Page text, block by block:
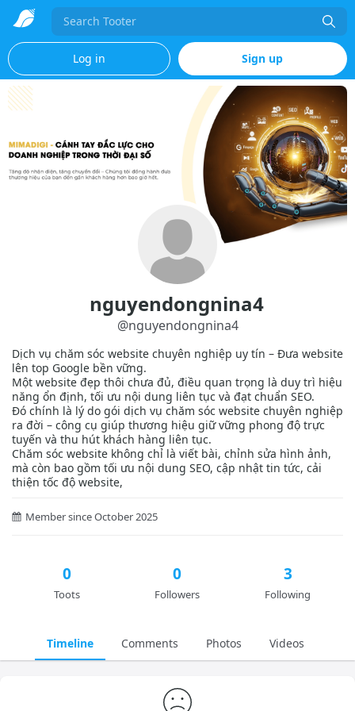
Search
Log in Sign up
nguyendongnina4
@nguyendongnina4
Dịch vụ chăm sóc website chuyên nghiệp uy tín – Đưa website
lên top Google bền vững.
Một website đẹp thôi chưa đủ, điều quan trọng là duy trì hiệu
năng ổn định, tối ưu nội dung liên tục và đạt chuẩn SEO.
Đó chính là lý do gói dịch vụ chăm sóc website chuyên nghiệp
ra đời – công cụ giúp thương hiệu giữ vững phong độ trực
tuyến và thu hút khách hàng liên tục.
Chăm sóc website không chỉ là viết bài, chỉnh sửa hình ảnh,
mà còn bao gồm tối ưu nội dung SEO, cập nhật tin tức, cải
thiện tốc độ website,
Member since October 2025
0
Toots
0
Followers
3
Following
Timeline Comments Photos Videos